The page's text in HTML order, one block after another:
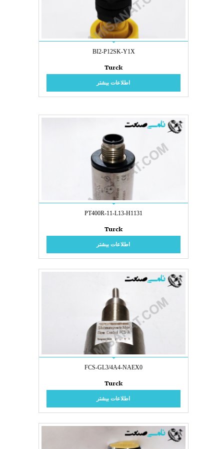
BI2-P12SK-Y1X
Turck
اطلاعات بیشتر
PT400R-11-L13-H1131
Turck
اطلاعات بیشتر
FCS-GL3/4A4-NAEX0
Turck
اطلاعات بیشتر